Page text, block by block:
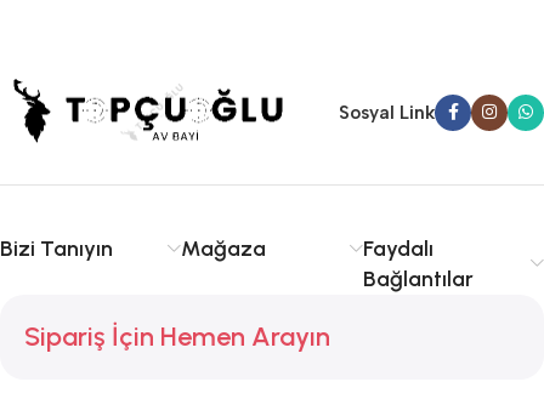
sunuyoruz. Avcılıkta kalite, güvenlik ve deneyim için Topçuoğlu
Av sizinle!
Sosyal Link
Bizi Tanıyın Mağaza
Faydalı
Bağlantılar
Sipariş İçin Hemen Arayın